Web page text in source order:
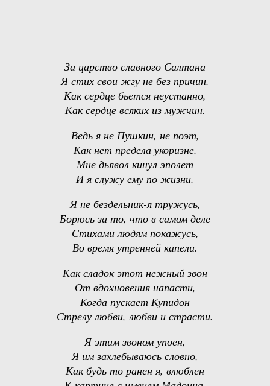
За царство славного Салтана
Я стих свои жгу не без причин.
Как сердце бьется неустанно,
Как сердце всяких из мужчин.
Ведь я не Пушкин, не поэт,
Как нет предела укоризне.
Мне дьявол кинул эполет
И я служу ему по жизни.
Я не бездельник-я тружусь,
Борюсь за то, что в самом деле
Стихами людям покажусь,
Во время утренней капели.
Как сладок этот нежный звон
От вдохновения напасти,
Когда пускает Купидон
Стрелу любви, любви и страсти.
Я этим звоном упоен,
Я им захлебываюсь словно,
Как будь то ранен я, влюблен